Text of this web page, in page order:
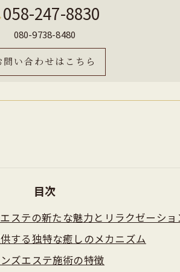
058-247-8830
080-9738-8480
問い合わせはこちら
目次
ステの新たな魅力とリラクゼーシ
する独特な癒しのメカニズム
ズエステ施術の特徴